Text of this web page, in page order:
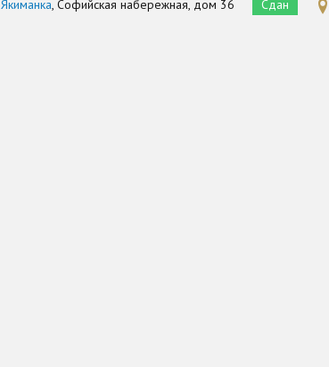
Якиманка, Софийская набережная, дом 36 Сдан